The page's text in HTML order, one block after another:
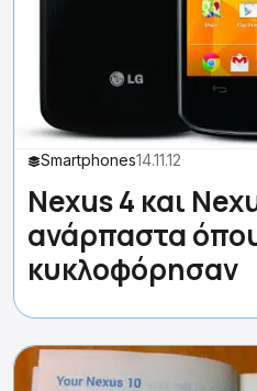
Smartphones14.11.12
Nexus 4 και
ανάρπαστα
κυκλοφόρησαν